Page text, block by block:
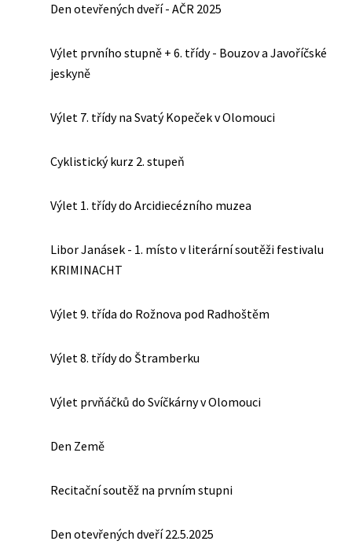
Den otevřených dveří - AČR 2025
Výlet prvního stupně + 6. třídy - Bouzov a Javoříčské
jeskyně
Výlet 7. třídy na Svatý Kopeček v Olomouci
Cyklistický kurz 2. stupeň
Výlet 1. třídy do Arcidiecézního muzea
Libor Janásek - 1. místo v literární soutěži festivalu
KRIMINACHT
Výlet 9. třída do Rožnova pod Radhoštěm
Výlet 8. třídy do Štramberku
Výlet prvňáčků do Svíčkárny v Olomouci
Den Země
Recitační soutěž na prvním stupni
Den otevřených dveří 22.5.2025